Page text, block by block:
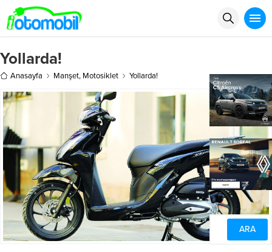
Yollarda!
Anasayfa Manşet, Motosiklet Yollarda!